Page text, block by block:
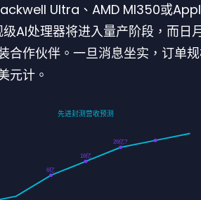
Ultra、AMD MI350或
AI处理器将进入量产阶段，而日
合作伙伴。一旦消息坐实，订单
元计。
6亿
16亿
26亿?
先进封测营收预测